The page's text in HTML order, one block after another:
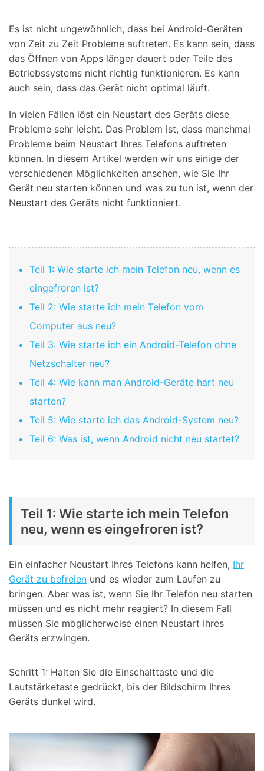
Es ist nicht ungewöhnlich, dass bei Android-Geräten
von Zeit zu Zeit Probleme auftreten. Es kann sein, dass
das Öffnen von Apps länger dauert oder Teile des
Betriebssystems nicht richtig funktionieren. Es kann
auch sein, dass das Gerät nicht optimal läuft.
In vielen Fällen löst ein Neustart des Geräts diese
Probleme sehr leicht. Das Problem ist, dass manchmal
Probleme beim Neustart Ihres Telefons auftreten
können. In diesem Artikel werden wir uns einige der
verschiedenen Möglichkeiten ansehen, wie Sie Ihr
Gerät neu starten können und was zu tun ist, wenn der
Neustart des Geräts nicht funktioniert.
Teil 1: Wie starte ich mein Telefon neu, wenn es
eingefroren ist?
Teil 2: Wie starte ich mein Telefon vom
Computer aus neu?
Teil 3: Wie starte ich ein Android-Telefon ohne
Netzschalter neu?
Teil 4: Wie kann man Android-Geräte hart neu
starten?
Teil 5: Wie starte ich das Android-System neu?
Teil 6: Was ist, wenn Android nicht neu startet?
Teil 1: Wie starte ich mein Telefon
neu, wenn es eingefroren ist?
Ein einfacher Neustart Ihres Telefons kann helfen, Ihr
Gerät zu befreien und es wieder zum Laufen zu
bringen. Aber was ist, wenn Sie Ihr Telefon neu starten
müssen und es nicht mehr reagiert? In diesem Fall
müssen Sie möglicherweise einen Neustart Ihres
Geräts erzwingen.
Schritt 1: Halten Sie die Einschalttaste und die
Lautstärketaste gedrückt, bis der Bildschirm Ihres
Geräts dunkel wird.